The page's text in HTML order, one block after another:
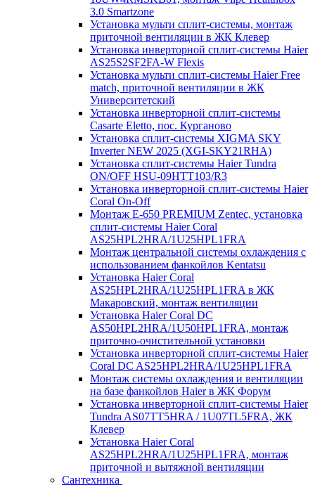
3.0 Smartzone
Установка мульти сплит-системы, монтаж
приточной вентиляции в ЖК Клевер
Установка инверторной сплит-системы Haier
AS25S2SF2FA-W Flexis
Установка мульти сплит-системы Haier Free
match, приточной вентиляции в ЖК
Университетский
Установка инверторной сплит-системы
Casarte Eletto, пос. Курганово
Установка сплит-системы XIGMA SKY
Inverter NEW 2025 (XGI-SKY21RHA)
Установка сплит-системы Haier Tundra
ON/OFF HSU-09HTT103/R3
Установка инверторной сплит-системы Haier
Coral On-Off
Монтаж E-650 PREMIUM Zentec, установка
сплит-системы Haier Coral
AS25HPL2HRA/1U25HPL1FRA
Монтаж центральной системы охлаждения с
использованием фанкойлов Kentatsu
Установка Haier Coral
AS25HPL2HRA/1U25HPL1FRA в ЖК
Макаровский, монтаж вентиляции
Установка Haier Coral DC
AS50HPL2HRA/1U50HPL1FRA, монтаж
приточно-очистительной установки
Установка инверторной сплит-системы Haier
Coral DC AS25HPL2HRA/1U25HPL1FRA
Монтаж системы охлаждения и вентиляции
на базе фанкойлов Haier в ЖК Форум
Установка инверторной сплит-системы Haier
Tundra AS07TT5HRA / 1U07TL5FRA, ЖК
Клевер
Установка Haier Coral
AS25HPL2HRA/1U25HPL1FRA, монтаж
приточной и вытяжной вентиляции
Сантехника